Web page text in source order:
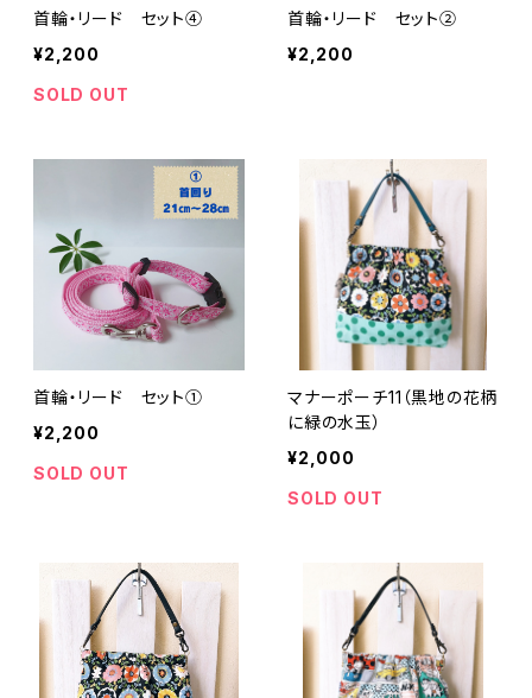
首輪・リード セット④
¥2,200
SOLD OUT
首輪・リード セット②
¥2,200
首輪・リード セット①
¥2,200
SOLD OUT
マナーポーチ11（黒地の花柄
に緑の水玉）
¥2,000
SOLD OUT